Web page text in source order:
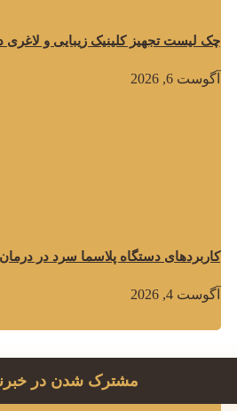
چک لیست تجهیز کلینیک زیبایی و لاغری در
آگوست 6, 2026
کاربردهای دستگاه پلاسما سرد در
آگوست 4, 2026
مشترک شدن در